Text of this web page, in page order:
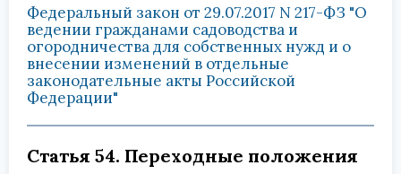
Федеральный закон от 29.07.2017 N 217-ФЗ "О
ведении гражданами садоводства и
огородничества для собственных нужд и о
внесении изменений в отдельные
законодательные акты Российской
Федерации"
Статья 54. Переходные положения